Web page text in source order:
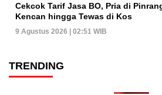
Cekcok Tarif Jasa BO, Pria di
Kencan hingga Tewas di Kos
9 Agustus 2026 | 02:51 WIB
TRENDING